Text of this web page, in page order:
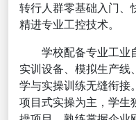
转行人群零基础入门、
精进专业工控技术。
学校配备专业工业
实训设备、模拟生产线
学与实操训练无缝衔接
项目式实操为主，学生